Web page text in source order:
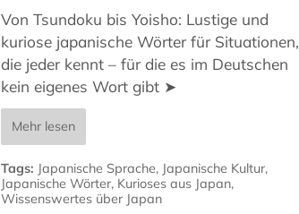
Von Tsundoku bis Yoisho: Lustige und
kuriose japanische Wörter für Situationen,
die jeder kennt – für die es im Deutschen
kein eigenes Wort gibt ➤
Mehr lesen
Tags: Japanische Sprache, Japanische Kultur,
Japanische Wörter, Kurioses aus Japan,
Wissenswertes über Japan